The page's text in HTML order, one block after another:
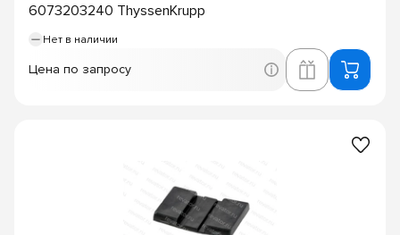
6073203240 ThyssenKrupp
Нет в наличии
Цена по запросу